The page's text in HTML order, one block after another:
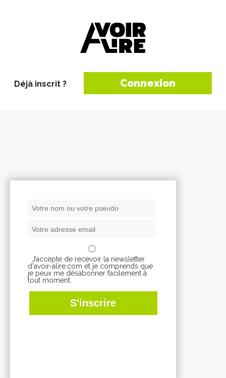
Déjà inscrit ? Connexion
J’accepte de recevoir la newsletter
d'avoir-alire.com et je comprends que
je peux me désabonner facilement à
tout moment.